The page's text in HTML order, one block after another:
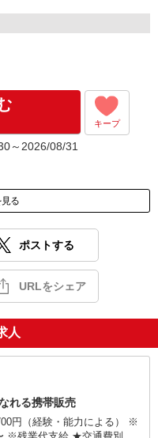
キープ
～2026/08/31
る
ポストする
URLをシェア
人
れる携帯販売
円（経験・能力による） ※